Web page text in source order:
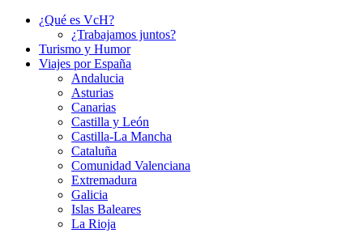
¿Qué es VcH?
¿Trabajamos juntos?
Turismo y Humor
Viajes por España
Andalucia
Asturias
Canarias
Castilla y León
Castilla-La Mancha
Cataluña
Comunidad Valenciana
Extremadura
Galicia
Islas Baleares
La Rioja